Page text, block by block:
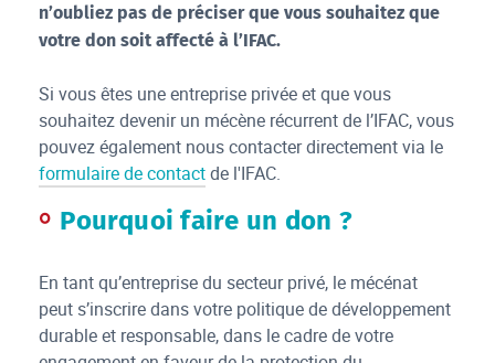
n’oubliez pas de préciser que vous souhaitez que
votre don soit affecté à l’IFAC.
Si vous êtes une entreprise privée et que vous
souhaitez devenir un mécène récurrent de l’IFAC, vous
pouvez également nous contacter directement via le
formulaire de contactde l'IFAC.
Pourquoi faire un don ?
En tant qu’entreprise du secteur privé, le mécénat
peut s’inscrire dans votre politique de développement
durable et responsable, dans le cadre de votre